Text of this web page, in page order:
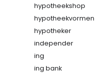
hypotheekshop
hypotheekvormen
hypotheker
independer
ing
ing bank